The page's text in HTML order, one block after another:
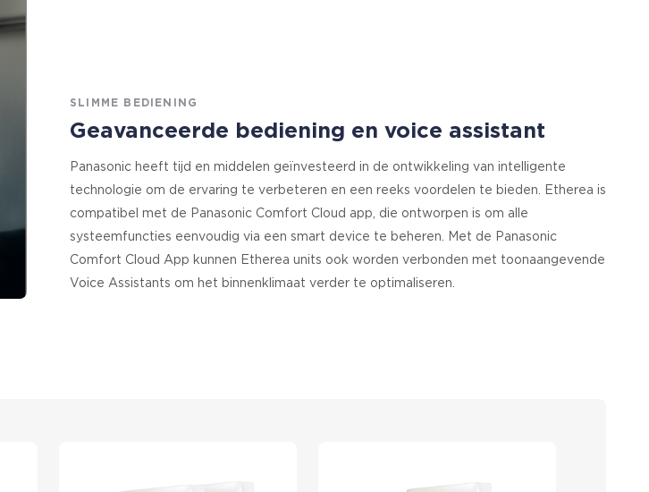
SLIMME BEDIENING
Geavanceerde bediening en voice assistant
Panasonic heeft tijd en middelen geïnvesteerd in de ontwikkeling van intelligente
technologie om de ervaring te verbeteren en een reeks voordelen te bieden. Etherea is
compatibel met de Panasonic Comfort Cloud app, die ontworpen is om alle
systeemfuncties eenvoudig via een smart device te beheren. Met de Panasonic
Comfort Cloud App kunnen Etherea units ook worden verbonden met toonaangevende
Voice Assistants om het binnenklimaat verder te optimaliseren.